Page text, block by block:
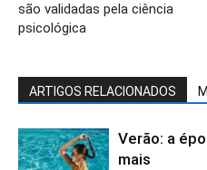
são validadas pela ciência
psicológica
ARTIGOS RELACIONADOS
Verão: a
mais